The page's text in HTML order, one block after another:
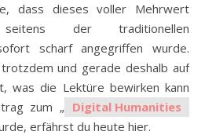
dass dieses voller Mehrwert
der traditionellen
scharf angegriffen wurde.
und gerade deshalb auf
was die Lektüre bewirken kann
zum „ Digital Humanities
erfährst du heute hier.